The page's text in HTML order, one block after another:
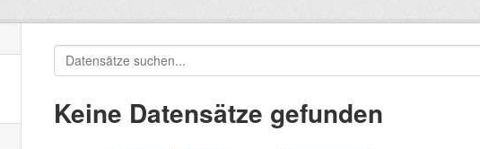
Keine Datensätze gefunden